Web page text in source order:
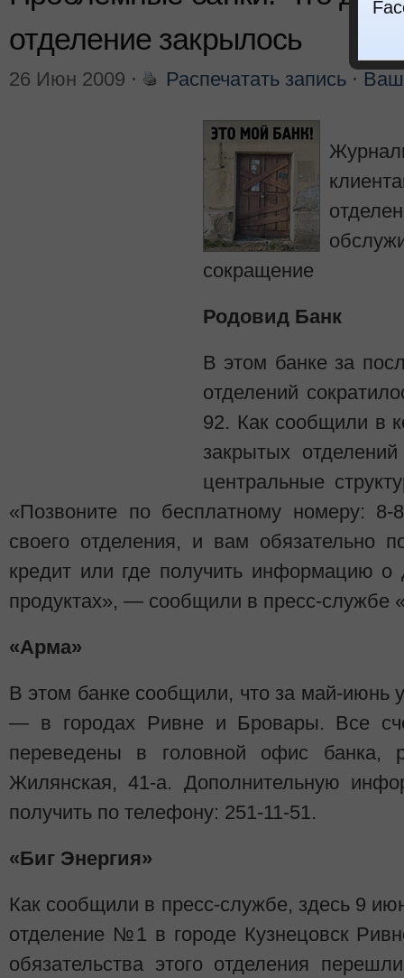
отделение закрылось
26 Июн 2009 ⋅ Распечатать запись ⋅
сокращение
Родовид Банк
В этом банке за
отделений
92. Как сообщили в
закрытых
центральные
«Позвоните по бесплатному номеру: 8-
своего отделения, и вам обязательно
кредит или где получить информацию о
продуктах», — сообщили в пресс-службе
«Арма»
В этом банке сообщили, что за май-июнь
— в городах Ривне и Бровары. Все
переведены в головной офис банка,
Жилянская, 41-а. Дополнительную
получить по телефону: 251-11-51.
«Биг Энергия»
Как сообщили в пресс-службе, здесь 9
отделение №1 в городе Кузнецовск
обязательства этого отделения